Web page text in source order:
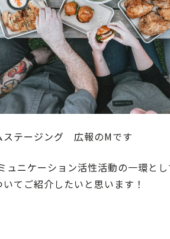
テージング 広報のMです
ニケーション活性活動の一環と
てご紹介したいと思います！